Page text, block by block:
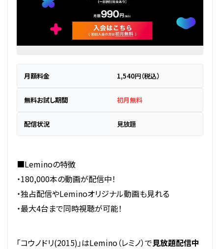
月額料金 1,540円（税込）
無料お試し期間 初月無料
配信状況 見放題
■Leminoの特徴
・180,000本の動画が配信中！
・独占配信やLeminoオリジナル動画も見れる
・最大4台まで同時視聴が可能！
「コウノドリ(2015)」はLemino（レミノ）で見放題配信中